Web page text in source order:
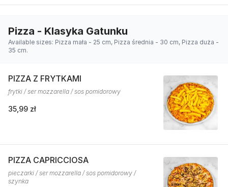
Pizza - Klasyka Gatunku
Available sizes: Pizza mała - 25 cm, Pizza średnia - 30 cm, Pizza duża -
35 cm.
PIZZA Z FRYTKAMI
frytki / ser mozzarella / sos pomidorowy
35,99 zł
PIZZA CAPRICCIOSA
pieczarki / ser mozzarella / sos pomidorowy /
szynka